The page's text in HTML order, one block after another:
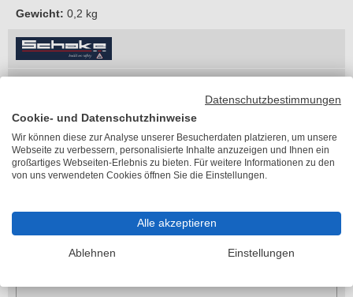
Gewicht: 0,2 kg
kostenloseAbholungoder
zzgl. 14,28 €Versandkosten
Lieferzeit 6-10 Arbeitstage
Bitte wählen
In den Warenkorb
Datenschutzbestimmungen
Cookie- und Datenschutzhinweise
Wir können diese zur Analyse unserer Besucherdaten platzieren, um unsere
Webseite zu verbessern, personalisierte Inhalte anzuzeigen und Ihnen ein
großartiges Webseiten-Erlebnis zu bieten. Für weitere Informationen zu den
von uns verwendeten Cookies öffnen Sie die Einstellungen.
Alle akzeptieren
Ablehnen Einstellungen